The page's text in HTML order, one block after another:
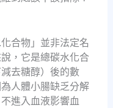
合物」並非法定名
，它是總碳水化合
去糖醇）後的數
人體小腸缺乏分解
進入血液影響血